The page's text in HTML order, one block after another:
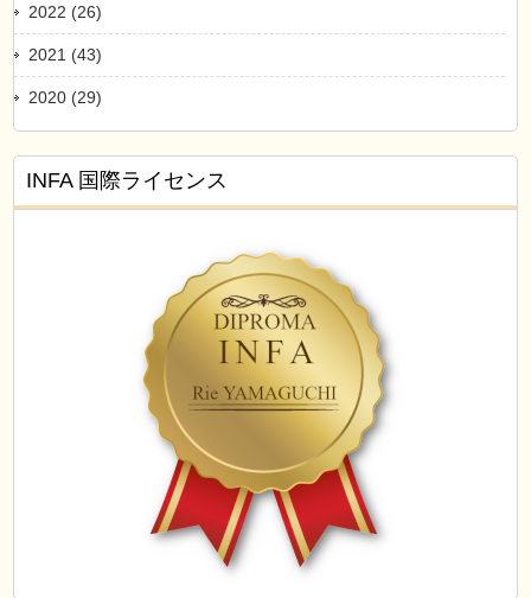
2022 (26)
2021 (43)
2020 (29)
INFA 国際ライセンス